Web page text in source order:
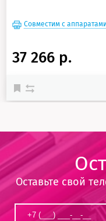
Совместим с аппаратами
37 266 р.
Оставьте свой